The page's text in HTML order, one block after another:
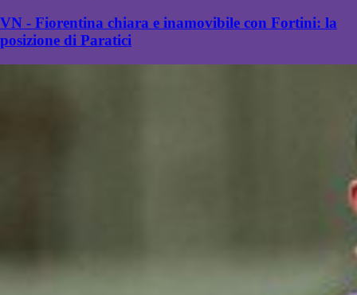
VN - Fiorentina chiara e inamovibile con Fortini: la
posizione di Paratici